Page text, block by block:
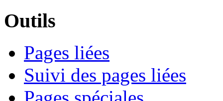
Outils
Pages liées
Suivi des pages liées